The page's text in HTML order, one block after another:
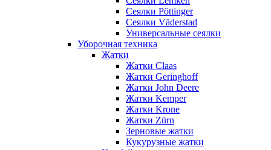
Сеялки Pöttinger
Сеялки Väderstad
Универсальные сеялки
Уборочная техника
Жатки
Жатки Claas
Жатки Geringhoff
Жатки John Deere
Жатки Kemper
Жатки Krone
Жатки Zürn
Зерновые жатки
Кукурузные жатки